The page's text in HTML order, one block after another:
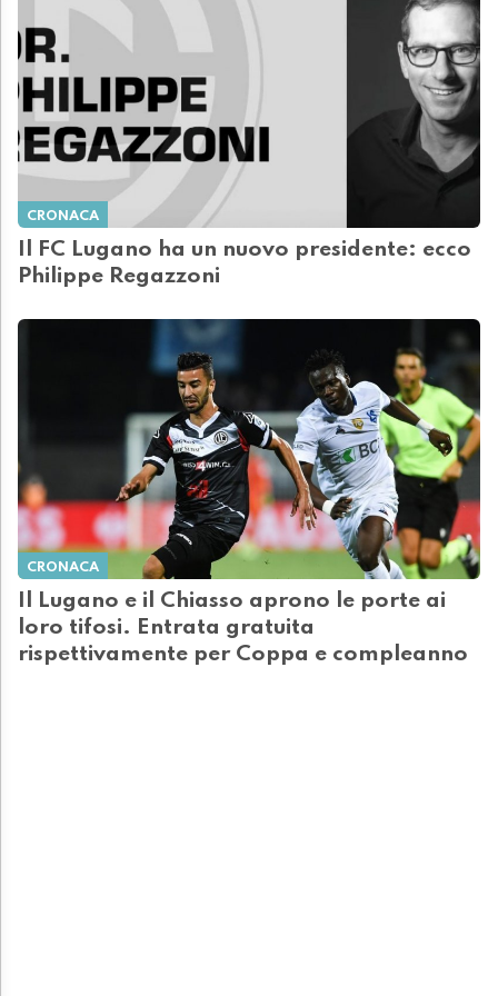
CRONACA
Il FC Lugano ha un nuovo presidente: ecco
Philippe Regazzoni
CRONACA
Il Lugano e il Chiasso aprono le porte ai
loro tifosi. Entrata gratuita
rispettivamente per Coppa e compleanno